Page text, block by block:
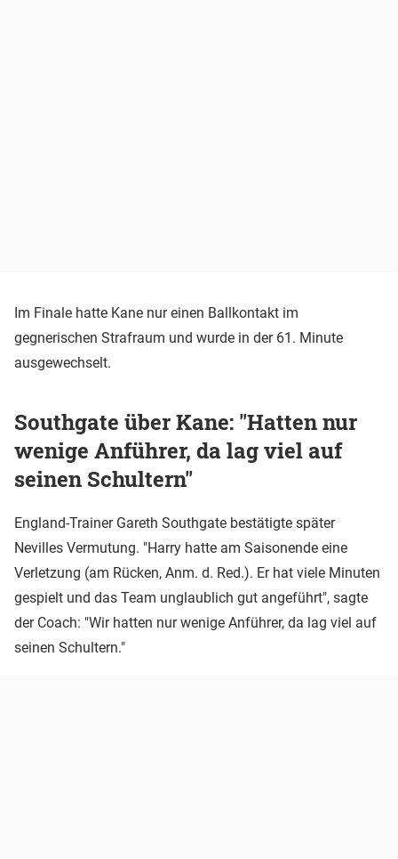
Im Finale hatte Kane nur einen Ballkontakt im
gegnerischen Strafraum und wurde in der 61. Minute
ausgewechselt.
Southgate über Kane: "Hatten nur
wenige Anführer, da lag viel auf
seinen Schultern"
England-Trainer Gareth Southgate bestätigte später
Nevilles Vermutung. "Harry hatte am Saisonende eine
Verletzung (am Rücken, Anm. d. Red.). Er hat viele Minuten
gespielt und das Team unglaublich gut angeführt", sagte
der Coach: "Wir hatten nur wenige Anführer, da lag viel auf
seinen Schultern."